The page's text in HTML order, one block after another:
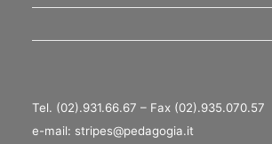
Tel. (02).931.66.67 – Fax (02).935.070.57
e-mail: stripes@pedagogia.it